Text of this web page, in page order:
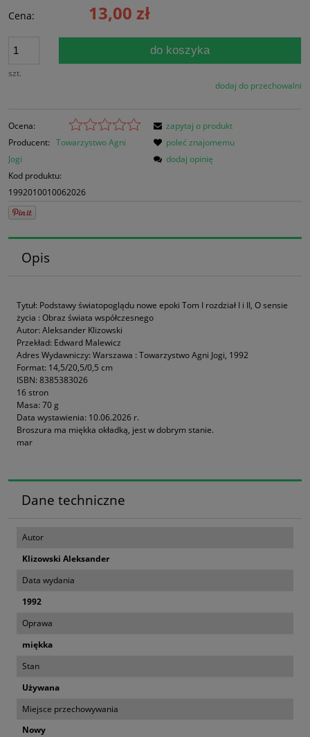
Cena: 13,00 zł
szt.
do koszyka
dodaj do przechowalni
Ocena:
Producent: Towarzystwo Agni
Jogi
Kod produktu:
1992010010062026
zapytaj o produkt
poleć znajomemu
dodaj opinię
Opis
Tytuł: Podstawy światopoglądu nowe epoki Tom I rozdział I i II, O sensie
życia : Obraz świata współczesnego
Autor: Aleksander Klizowski
Przekład: Edward Malewicz
Adres Wydawniczy: Warszawa : Towarzystwo Agni Jogi, 1992
Format: 14,5/20,5/0,5 cm
ISBN: 8385383026
16 stron
Masa: 70 g
Data wystawienia: 10.06.2026 r.
Broszura ma miękka okładką, jest w dobrym stanie.
mar
Dane techniczne
Autor
Klizowski Aleksander
Data wydania
1992
Oprawa
miękka
Stan
Używana
Miejsce przechowywania
Nowy